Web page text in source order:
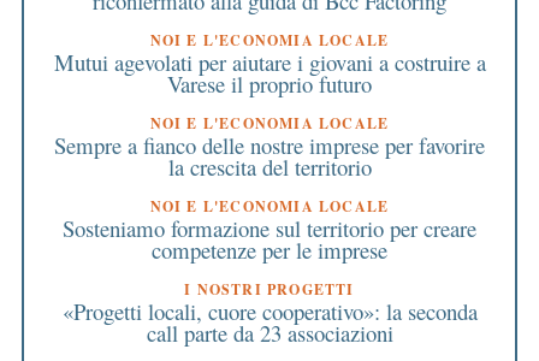
NOI E L'ECONOMIA LOCALE
Mutui agevolati per aiutare i giovani a costruire a
Varese il proprio futuro
NOI E L'ECONOMIA LOCALE
Sempre a fianco delle nostre imprese per favorire
la crescita del territorio
NOI E L'ECONOMIA LOCALE
Sosteniamo formazione sul territorio per creare
competenze per le imprese
I NOSTRI PROGETTI
«Progetti locali, cuore cooperativo»: la seconda
call parte da 23 associazioni